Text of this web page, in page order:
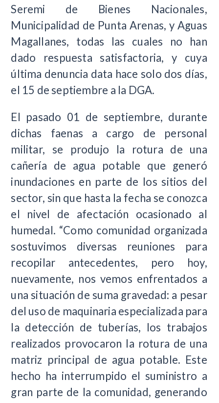
Seremi de Bienes Nacionales,
Municipalidad de Punta Arenas, y Aguas
Magallanes, todas las cuales no han
dado respuesta satisfactoria, y cuya
última denuncia data hace solo dos días,
el 15 de septiembre a la DGA.
El pasado 01 de septiembre, durante
dichas faenas a cargo de personal
militar, se produjo la rotura de una
cañería de agua potable que generó
inundaciones en parte de los sitios del
sector, sin que hasta la fecha se conozca
el nivel de afectación ocasionado al
humedal. “Como comunidad organizada
sostuvimos diversas reuniones para
recopilar antecedentes, pero hoy,
nuevamente, nos vemos enfrentados a
una situación de suma gravedad: a pesar
del uso de maquinaria especializada para
la detección de tuberías, los trabajos
realizados provocaron la rotura de una
matriz principal de agua potable. Este
hecho ha interrumpido el suministro a
gran parte de la comunidad, generando